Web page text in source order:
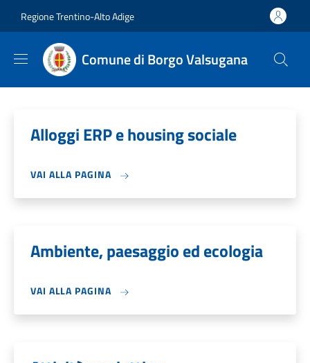
Regione Trentino-Alto Adige
Comune di Borgo Valsugana
Alloggi ERP e housing sociale
VAI ALLA PAGINA
Ambiente, paesaggio ed ecologia
VAI ALLA PAGINA